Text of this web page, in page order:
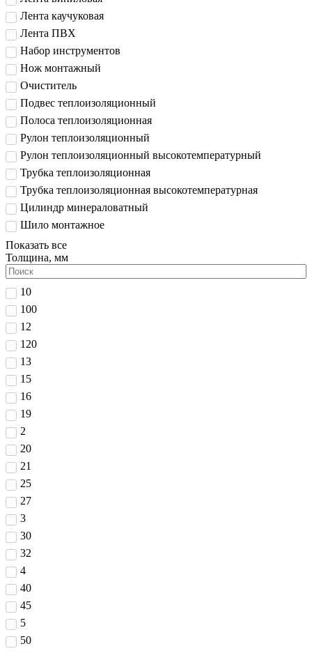
Лента каучуковая
Лента ПВХ
Набор инструментов
Нож монтажный
Очиститель
Подвес теплоизоляционный
Полоса теплоизоляционная
Рулон теплоизоляционный
Рулон теплоизоляционный высокотемпературный
Трубка теплоизоляционная
Трубка теплоизоляционная высокотемпературная
Цилиндр минераловатный
Шило монтажное
Показать все
Толщина, мм
10
100
12
120
13
15
16
19
2
20
21
25
27
3
30
32
4
40
45
5
50